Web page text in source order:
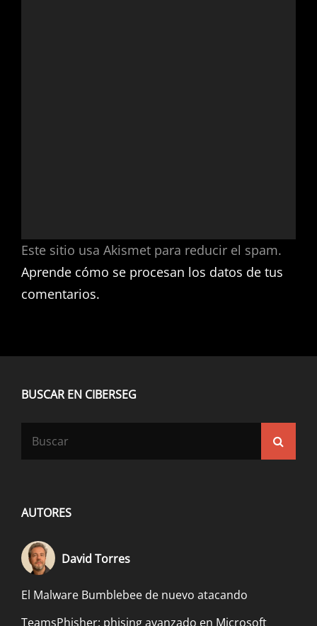
Este sitio usa Akismet para reducir el spam.
Aprende cómo se procesan los datos de tus
comentarios.
BUSCAR EN CIBERSEG
AUTORES
David Torres
El Malware Bumblebee de nuevo atacando
TeamsPhisher: phising avanzado en Microsoft